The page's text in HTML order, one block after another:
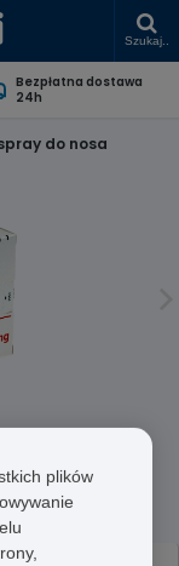
Szukaj..
Bezpłatna dostawa
24h
do nosa
nosa
plików